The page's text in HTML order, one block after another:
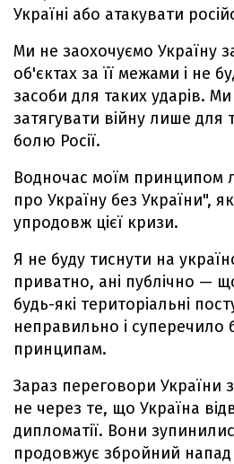
Україні або атакувати
Ми не заохочуємо Україну
об'єктах за її межами і не
засоби для таких ударів.
затягувати війну лише для
болю Росії.
Водночас моїм принципом
про Україну без України",
упродовж цієї кризи.
Я не буду тиснути на
приватно, ані публічно —
будь-які територіальні
неправильно і суперечило
принципам.
Зараз переговори України
не через те, що Україна
дипломатії. Вони
продовжує збройний напад